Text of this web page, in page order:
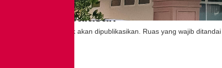
Tinggalkan Balasan
Alamat email Anda tidak akan dipublikasikan. Ruas yang wajib